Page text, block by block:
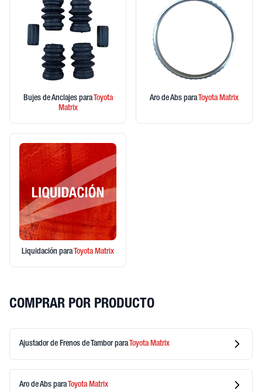
Bujes de Anclajes para Toyota
Matrix
Aro de Abs para ToyotaMatrix
Liquidación para ToyotaMatrix
COMPRAR POR PRODUCTO
Ajustador de Frenos de TamborparaToyotaMatrix
Aro de Abs paraToyotaMatrix